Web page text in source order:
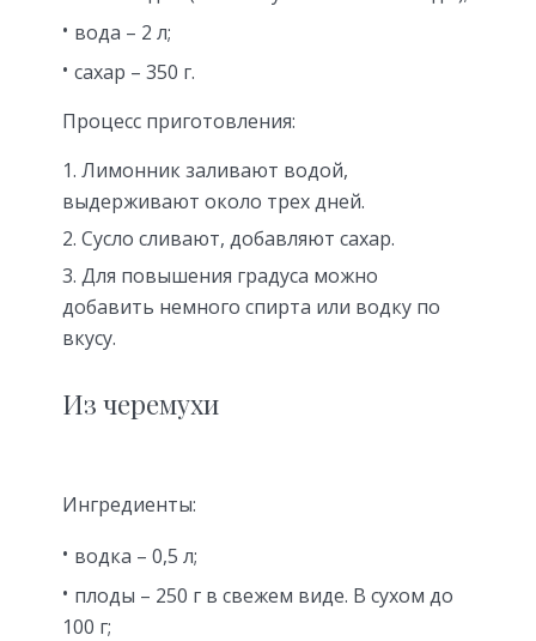
вода – 2 л;
сахар – 350 г.
Процесс приготовления:
Лимонник заливают водой,
выдерживают около трех дней.
Сусло сливают, добавляют сахар.
Для повышения градуса можно
добавить немного спирта или водку по
вкусу.
Из черемухи
Ингредиенты:
водка – 0,5 л;
плоды – 250 г в свежем виде. В сухом до
100 г;